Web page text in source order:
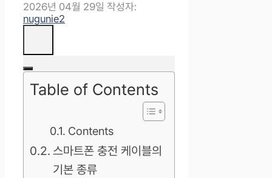
2026년 04월 29일 작성자:
nugunie2
Table of Contents
Contents
스마트폰 충전 케이블의
기본 종류